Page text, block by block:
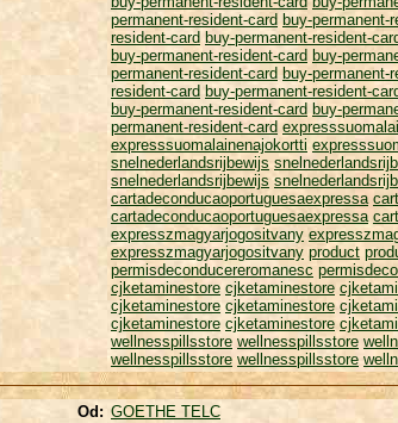
permanent-resident-card buy-permanent-
resident-card buy-permanent-resident-
buy-permanent-resident-card buy-
permanent-resident-card buy-permanent-
resident-card buy-permanent-resident-
buy-permanent-resident-card buy-
permanent-resident-card
expresssuomalainenajokortti
snelnederlandsrijbewijs
snelnederlandsrijbewijs
cartadeconducaoportuguesaexpressa
cartadeconducaoportuguesaexpressa
expresszmagyarjogositvany
expresszmagyarjogositvany product
permisdeconducereromanesc
cjketaminestore cjketaminestore
cjketaminestore cjketaminestore
cjketaminestore cjketaminestore
wellnesspillsstore wellnesspillsstore
wellnesspillsstore wellnesspillsstore
Od: GOETHE TELC